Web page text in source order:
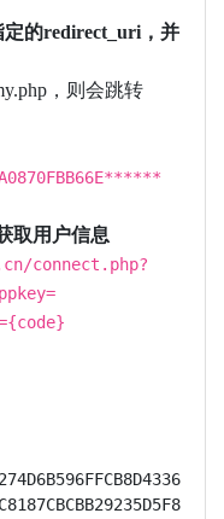
定的redirect_uri，并
，则会跳转
取用户信息
connect.php?